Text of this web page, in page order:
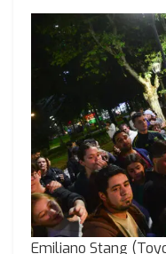
Emiliano Stang